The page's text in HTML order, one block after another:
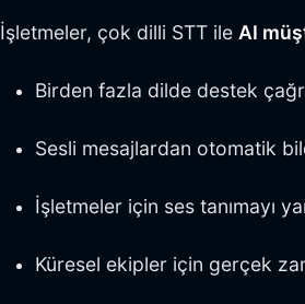
İşletmeler, çok dilli STT ile AI
Birden fazla dilde destek
Sesli mesajlardan otomatik
İşletmeler için ses tanımayı
Küresel ekipler için gerçek